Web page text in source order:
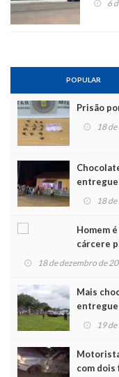
6
POPULAR
Prisão
18
Noel 18
Homem
cárcere
18 de dezembro de
Mais
19
com dois